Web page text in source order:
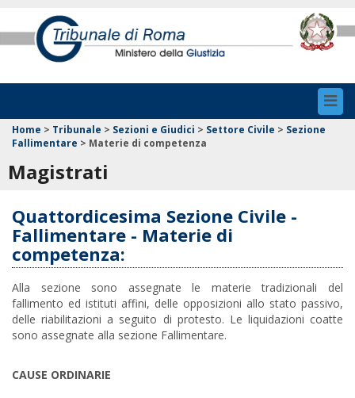
Home > Tribunale > Sezioni e Giudici > Settore Civile > Sezione
Fallimentare > Materie di competenza
Magistrati
Quattordicesima Sezione Civile -
Fallimentare - Materie di
competenza:
Alla sezione sono assegnate le materie tradizionali del
fallimento ed istituti affini, delle opposizioni allo stato passivo,
delle riabilitazioni a seguito di protesto. Le liquidazioni coatte
sono assegnate alla sezione Fallimentare.
CAUSE ORDINARIE